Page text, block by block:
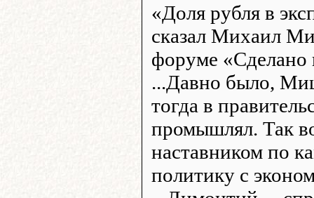
«Доля рубля в
сказал Михаил
форуме «Сделано
...Давно было,
тогда в
промышлял. Так
наставником по
политику с